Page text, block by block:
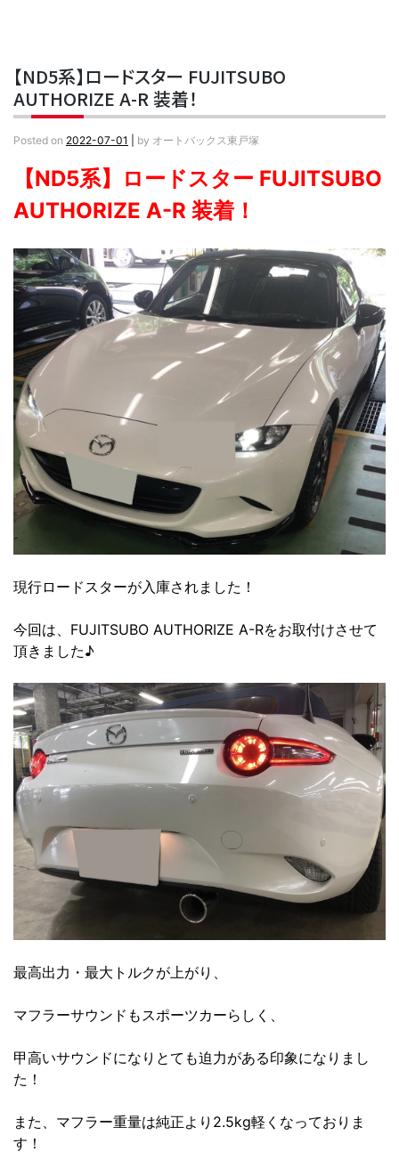
【ND5系】ロードスター FUJITSUBO
AUTHORIZE A-R 装着！
Posted on 2022-07-01 by オートバックス東戸塚
【ND5系】ロードスター FUJITSUBO
AUTHORIZE A-R 装着！
現行ロードスターが入庫されました！
今回は、FUJITSUBO AUTHORIZE A-Rをお取付けさせて
頂きました♪
最高出力・最大トルクが上がり、
マフラーサウンドもスポーツカーらしく、
甲高いサウンドになりとても迫力がある印象になりまし
た！
また、マフラー重量は純正より2.5kg軽くなっておりま
す！